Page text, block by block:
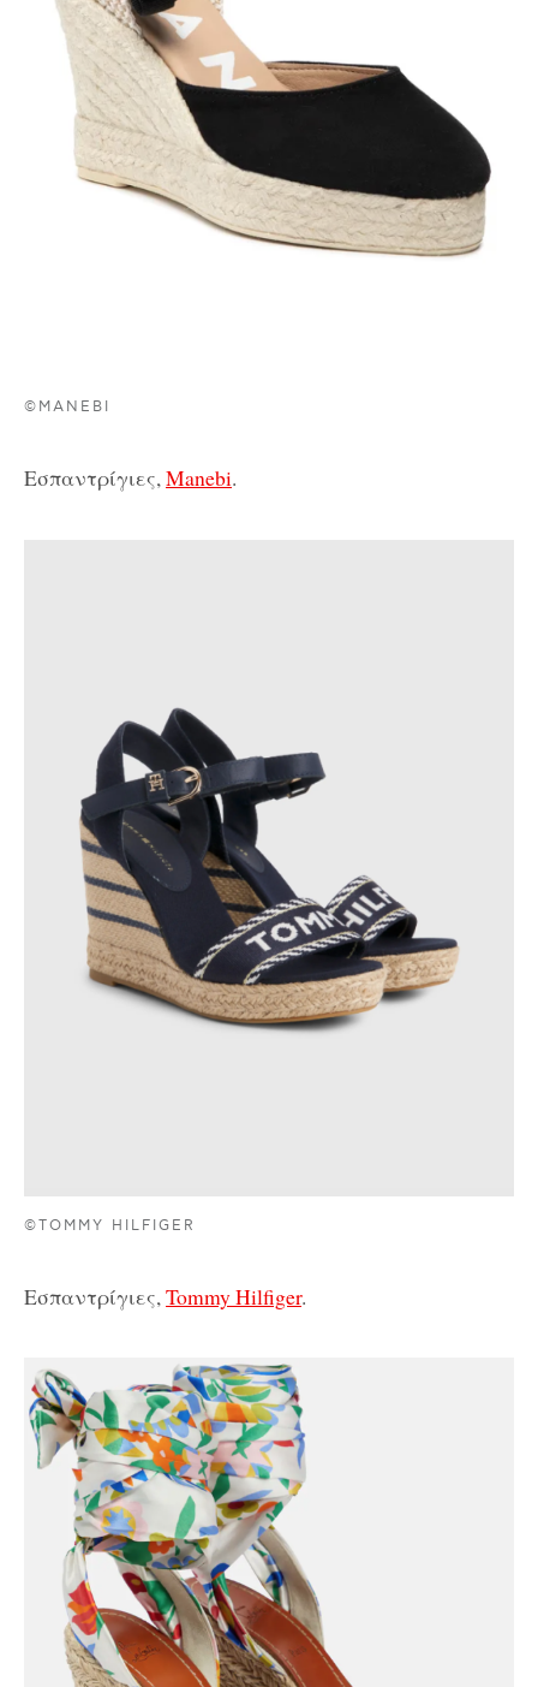
©MANEBI
Εσπαντρίγιες,Manebi.
©TOMMY HILFIGER
Εσπαντρίγιες, Tommy Hilfiger.